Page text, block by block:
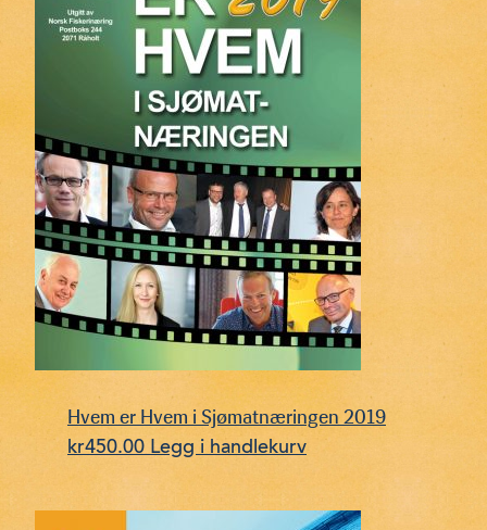
Hvem er Hvem i Sjømatnæringen 2019
kr450.00 Legg i handlekurv